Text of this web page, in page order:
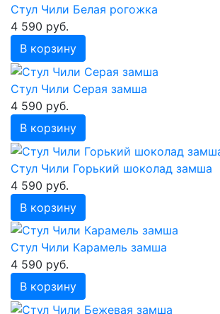
Стул Чили Белая рогожка
4 590 руб.
В корзину
Стул Чили Серая замша
4 590 руб.
В корзину
Стул Чили Горький шоколад замша
4 590 руб.
В корзину
Стул Чили Карамель замша
4 590 руб.
В корзину